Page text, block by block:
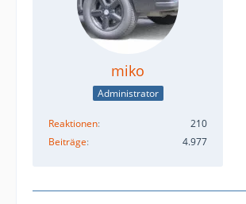
miko
Administrator
Reaktionen
210
Beiträge
4.977